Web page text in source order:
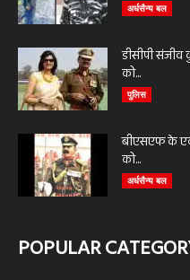
अर्धसैन्य बल
डीसीपी
को...
पुलिस
बीएसएफ के एक
को...
अर्धसैन्य बल
POPULAR